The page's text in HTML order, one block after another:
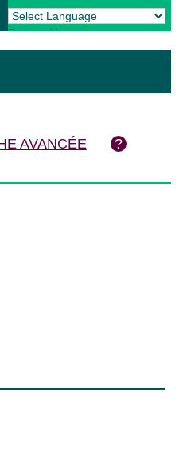
Powered by Translate
AVANCÉE